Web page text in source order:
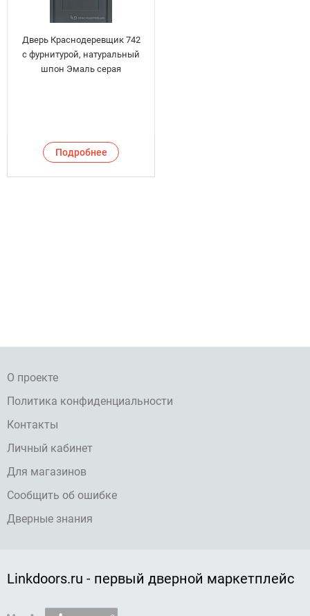
Дверь Краснодеревщик 742
с фурнитурой, натуральный
шпон Эмаль серая
Подробнее
О проекте
Политика конфиденциальности
Контакты
Личный кабинет
Для магазинов
Сообщить об ошибке
Дверные знания
Linkdoors.ru - первый дверной маркетплейс